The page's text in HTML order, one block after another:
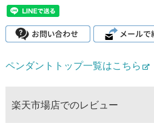
ペンダントトップ一覧はこちら
楽天市場店でのレビュー